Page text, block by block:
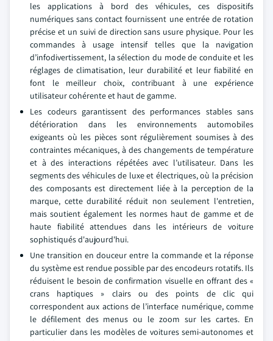
les applications à bord des véhicules, ces dispositifs
numériques sans contact fournissent une entrée de rotation
précise et un suivi de direction sans usure physique. Pour les
commandes à usage intensif telles que la navigation
d’infodivertissement, la sélection du mode de conduite et les
réglages de climatisation, leur durabilité et leur fiabilité en
font le meilleur choix, contribuant à une expérience
utilisateur cohérente et haut de gamme.
Les codeurs garantissent des performances stables sans
détérioration dans les environnements automobiles
exigeants où les pièces sont régulièrement soumises à des
contraintes mécaniques, à des changements de température
et à des interactions répétées avec l’utilisateur. Dans les
segments des véhicules de luxe et électriques, où la précision
des composants est directement liée à la perception de la
marque, cette durabilité réduit non seulement l'entretien,
mais soutient également les normes haut de gamme et de
haute fiabilité attendues dans les intérieurs de voiture
sophistiqués d'aujourd'hui.
Une transition en douceur entre la commande et la réponse
du système est rendue possible par des encodeurs rotatifs. Ils
réduisent le besoin de confirmation visuelle en offrant des «
crans haptiques » clairs ou des points de clic qui
correspondent aux actions de l’interface numérique, comme
le défilement des menus ou le zoom sur les cartes. En
particulier dans les modèles de voitures semi-autonomes et